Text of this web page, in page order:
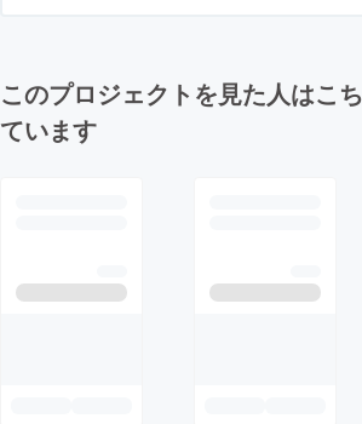
このプロジェクトを見た人はこ
ています